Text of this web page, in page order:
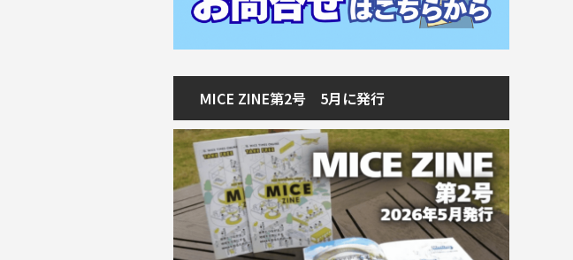
MICE ZINE第2号 5月に発行